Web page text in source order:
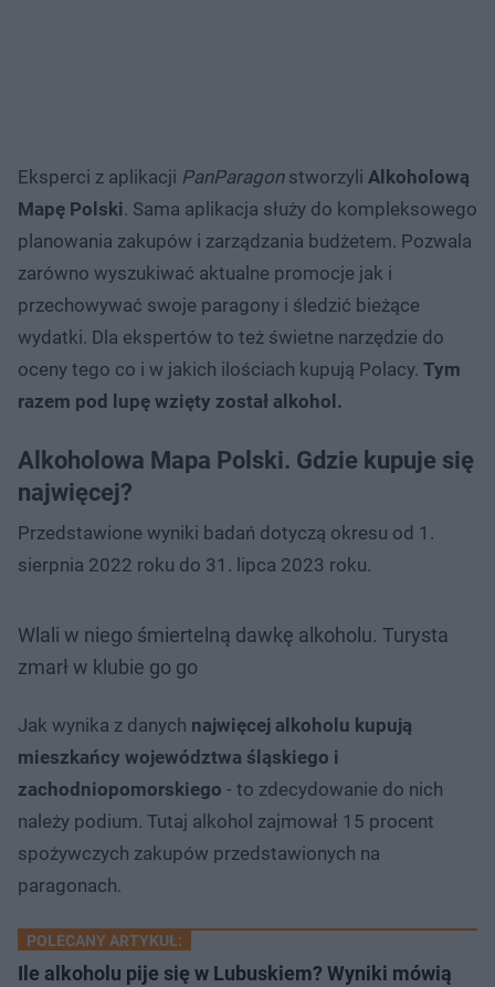
Eksperci z aplikacji PanParagonstworzyli Alkoholową
Mapę Polski. Sama aplikacja służy do kompleksowego
planowania zakupów i zarządzania budżetem. Pozwala
zarówno wyszukiwać aktualne promocje jak i
przechowywać swoje paragony i śledzić bieżące
wydatki. Dla ekspertów to też świetne narzędzie do
oceny tego co i w jakich ilościach kupują Polacy. Tym
razem pod lupę wzięty został alkohol.
Alkoholowa Mapa Polski. Gdzie kupuje się
najwięcej?
Przedstawione wyniki badań dotyczą okresu od 1.
sierpnia 2022 roku do 31. lipca 2023 roku.
Wlali w niego śmiertelną dawkę alkoholu. Turysta
zmarł w klubie go go
Jak wynika z danych najwięcej alkoholu kupują
mieszkańcy województwa śląskiego i
zachodniopomorskiego - to zdecydowanie do nich
należy podium. Tutaj alkohol zajmował 15 procent
spożywczych zakupów przedstawionych na
paragonach.
POLECANY ARTYKUŁ:
Ile alkoholu pije się w Lubuskiem? Wyniki mówią